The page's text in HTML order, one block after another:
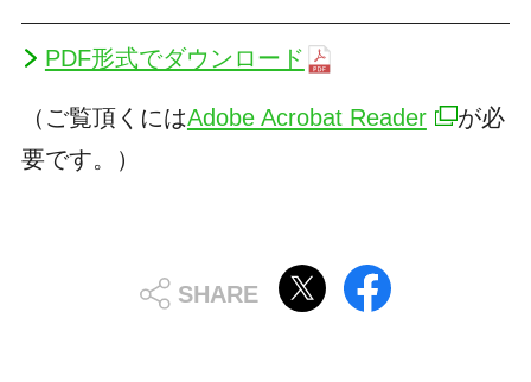
PDF形式でダウンロード
（ご覧頂くにはAdobe Acrobat Reader
が必
要です。）